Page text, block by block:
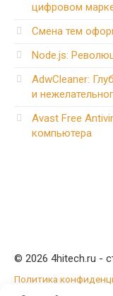
цифровом
Смена тем
Node.js:
AdwCleaner:
и
Avast Free
компьютера
© 2026 4hitech.ru -
Политика